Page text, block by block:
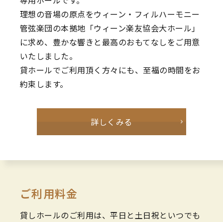
理想の音場の原点をウィーン・フィルハーモニー
管弦楽団の本拠地「ウィーン楽友協会大ホール」
に求め、豊かな響きと最高のおもてなしをご用意
いたしました。
貸ホールでご利用頂く方々にも、至福の時間をお
約束します。
詳しくみる
ご利用料金
貸しホールのご利用は、平日と土日祝といつでも